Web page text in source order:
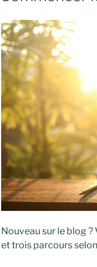
Nouveau sur le blog
et trois parcours